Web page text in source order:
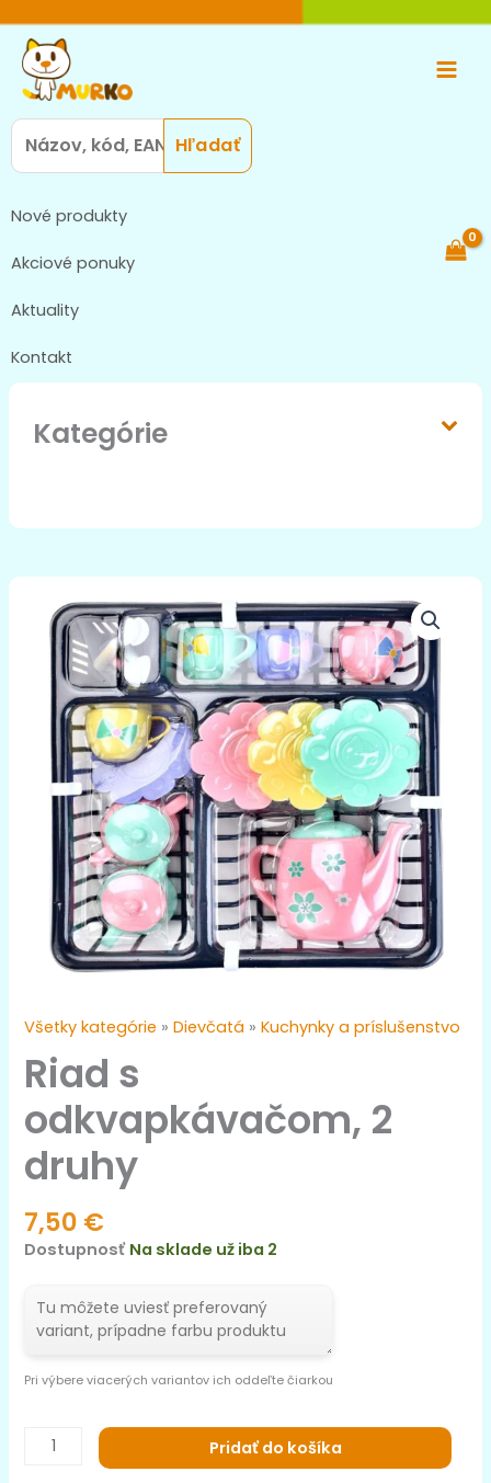
obsah
Main
Search
for:
Nové produkty
Akciové ponuky
Aktuality
Kontakt
Kategórie
Všetky kategórie »Dievčatá »Kuchynky a príslušenstvo
Riad s
odkvapkávačom, 2
druhy
7,50 €
Dostupnosť Na sklade už iba 2
Pri výbere viacerých variantov ich oddeľte čiarkou
množstvo
Riad
odkvapkávačom,
druhy
Pridať do košíka